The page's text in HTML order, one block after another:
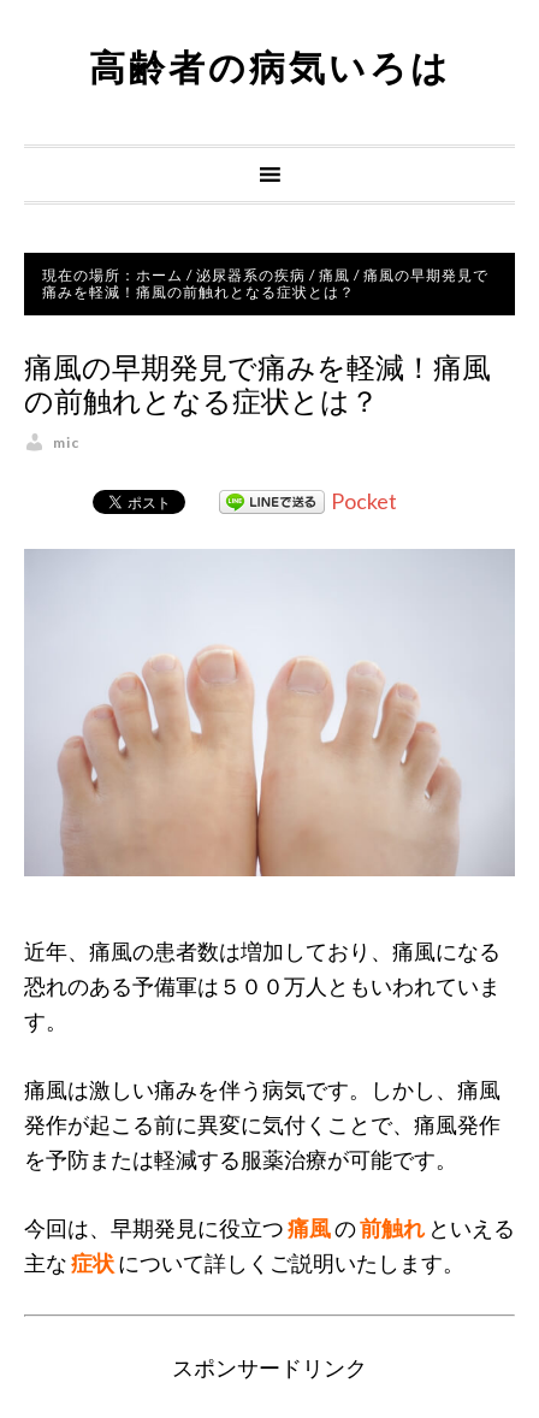
高齢者の病気いろは
現在の場所： ホーム / 泌尿器系の疾病 / 痛風 / 痛風の早期発見で
痛みを軽減！痛風の前触れとなる症状とは？
痛風の早期発見で痛みを軽減！痛風
の前触れとなる症状とは？
mic
Pocket
近年、痛風の患者数は増加しており、痛風になる
恐れのある予備軍は５００万人ともいわれていま
す。
痛風は激しい痛みを伴う病気です。しかし、痛風
発作が起こる前に異変に気付くことで、痛風発作
を予防または軽減する服薬治療が可能です。
今回は、早期発見に役立つ痛風の前触れ といえる
主な症状について詳しくご説明いたします。
スポンサードリンク